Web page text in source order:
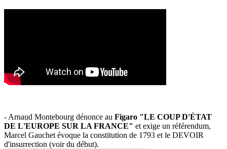
- Arnaud Montebourg dénonce au Figaro "LE COUP D'ÉTAT
DE L'EUROPE SUR LA FRANCE" et exige un référendum,
Marcel Gauchet évoque la constitution de 1793 et le DEVOIR
d'insurrection (voir du début).